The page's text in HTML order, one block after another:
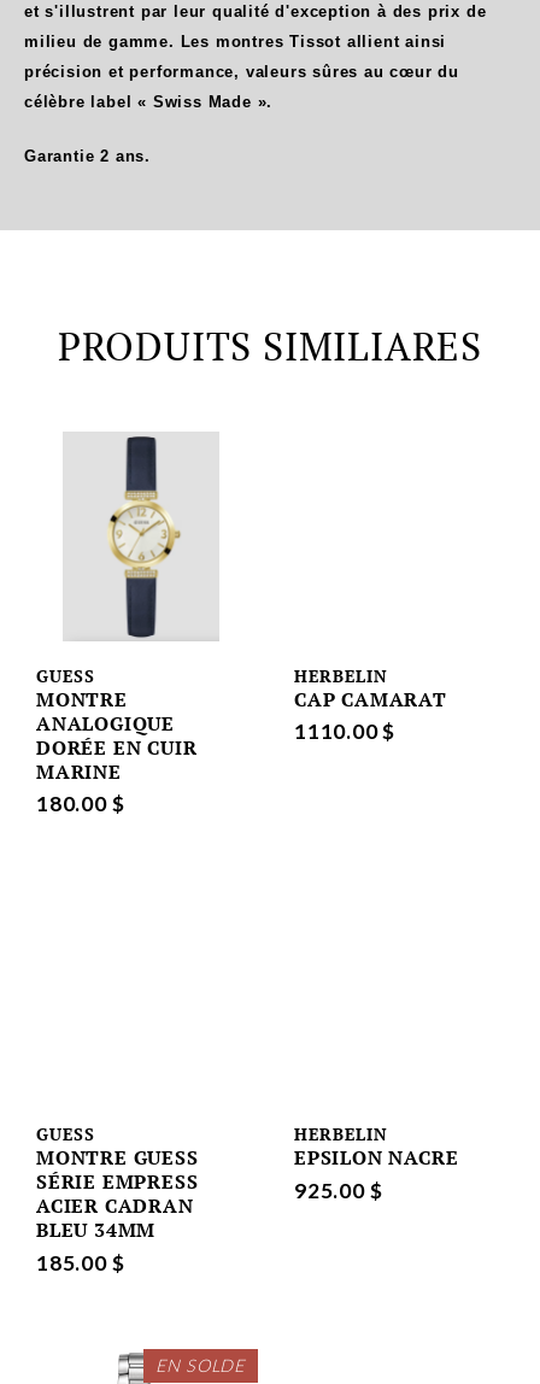
et s'illustrent par leur qualité d'exception à des prix de
milieu de gamme. Les montres Tissot allient ainsi
précision et performance, valeurs sûres au cœur du
célèbre label « Swiss Made ».
Garantie 2 ans.
PRODUITS SIMILIARES
GUESS
MONTRE
ANALOGIQUE
DORÉE EN CUIR
MARINE
180.00 $
HERBELIN
CAP CAMARAT
1110.00 $
GUESS
MONTRE GUESS
SÉRIE EMPRESS
ACIER CADRAN
BLEU 34MM
185.00 $
HERBELIN
EPSILON NACRE
925.00 $
EN SOLDE